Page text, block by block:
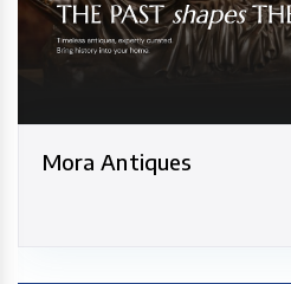
Mora Antiques